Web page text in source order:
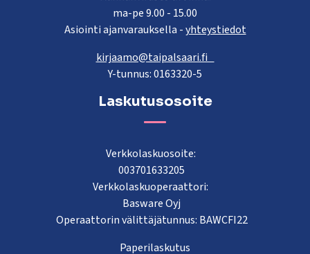
ma-pe 9.00 - 15.00
Asiointi ajanvarauksella -yhteystiedot
kirjaamo@taipalsaari.fi
Y-tunnus: 0163320-5
Laskutusosoite
Verkkolaskuosoite:
003701633205
Verkkolaskuoperaattori:
Basware Oyj
Operaattorin välittäjätunnus: BAWCFI22
Paperilaskutus